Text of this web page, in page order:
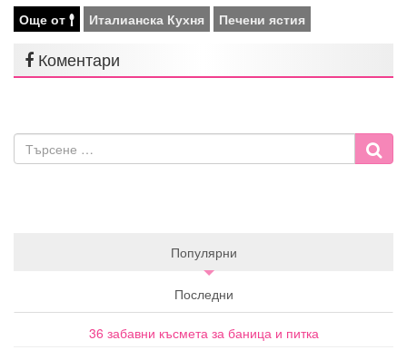
Още от Италианска Кухня Печени ястия
Коментари
Популярни
Последни
36 забавни късмета за баница и питка